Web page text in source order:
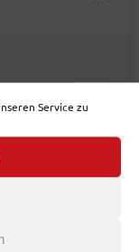
Service zu
zu